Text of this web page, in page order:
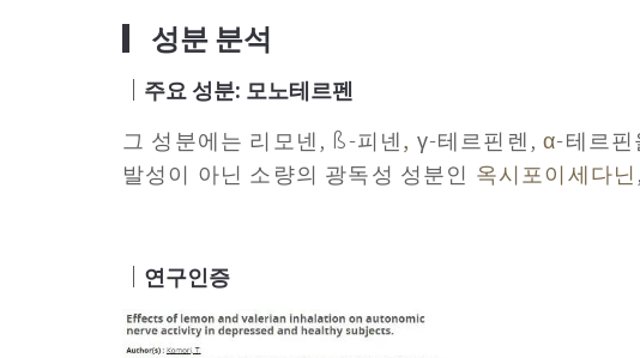
▎성분 분석
｜주요 성분: 모노테르펜
그 성분에는 리모넨, ß-피넨, γ-테르핀렌,α-테르
발성이 아닌 소량의 광독성 성분인 옥시포이세다닌,
｜연구인증